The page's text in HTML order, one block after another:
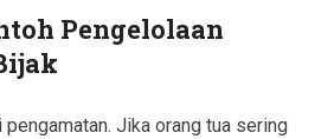
Pengelolaan
pengamatan. Jika orang tua sering